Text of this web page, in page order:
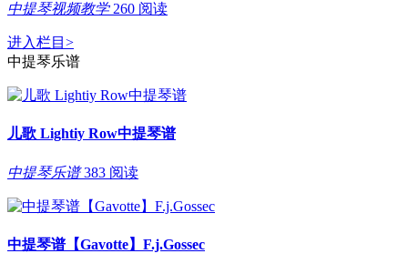
中提琴视频教学 260 阅读
进入栏目 >
中提琴乐谱
儿歌 Lightiy Row中提琴谱
中提琴乐谱 383 阅读
中提琴谱【Gavotte】F.j.Gossec